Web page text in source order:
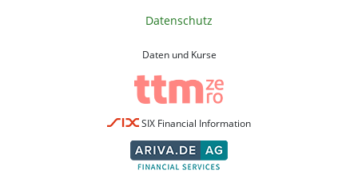
Datenschutz
Daten und Kurse
SIX Financial Information